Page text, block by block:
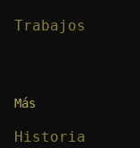
Trabajos
Más
Historia